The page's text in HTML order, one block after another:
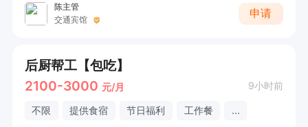
陈主管
交通宾馆
申请
后厨帮工【包吃】
2100-3000 元/月 9小时前
不限 提供食宿 节日福利 工作餐 ...